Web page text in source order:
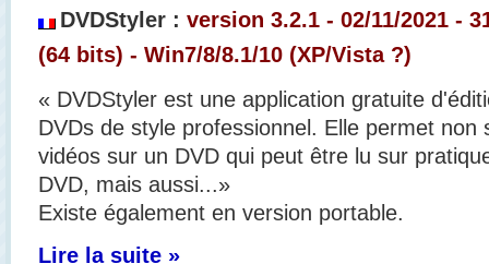
DVDStyler : version 3.2.1 - 02/11/2021 -
(64 bits) - Win7/8/8.1/10 (XP/Vista ?)
« DVDStyler est une application gratuite
DVDs de style professionnel. Elle permet non
vidéos sur un DVD qui peut être lu sur
DVD, mais aussi...»
Existe également en version portable.
Lire la suite »